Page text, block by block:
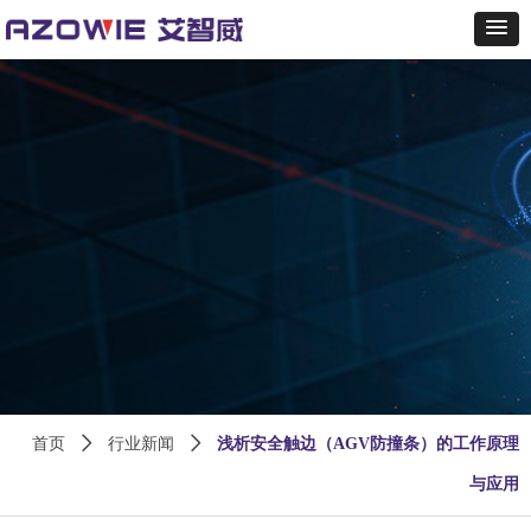
首页 ꄲ 行业新闻 ꄲ 浅析安全触边（AGV防撞条）的工作原理
与应用